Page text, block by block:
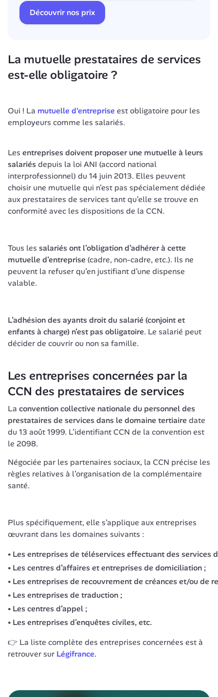
Découvrir nos prix
La mutuelle prestataires de services
est-elle obligatoire ?
Oui ! La mutuelle d’entreprise est obligatoire pour les
employeurs comme les salariés.
Les entreprises doivent proposer une mutuelle à leurs
salariés depuis la loi ANI (accord national
interprofessionnel) du 14 juin 2013. Elles peuvent
choisir une mutuelle qui n’est pas spécialement dédiée
aux prestataires de services tant qu’elle se trouve en
conformité avec les dispositions de la CCN.
Tous les salariés ont l’obligation d’adhérer à cette
mutuelle d’entreprise (cadre, non-cadre, etc.). Ils ne
peuvent la refuser qu’en justifiant d’une dispense
valable.
L’adhésion des ayants droit du salarié (conjoint et
enfants à charge) n’est pas obligatoire. Le salarié peut
décider de couvrir ou non sa famille.
Les entreprises concernées par la
La convention collective nationale du personnel des
prestataires de services dans le domaine tertiaire date
du 13 août 1999. L’identifiant CCN de la convention est
Négociée par les partenaires sociaux, la CCN précise les
règles relatives à l’organisation de la complémentaire
santé.
Plus spécifiquement, elle s’applique aux entreprises
œuvrant dans les domaines suivants :
Les entreprises de téléservices effectuant des services
Les centres d’affaires et entreprises de domiciliation ;
Les entreprises de recouvrement de créances et/ou de
Les entreprises de traduction ;
Les centres d’appel ;
Les entreprises d’enquêtes civiles, etc.
👉 La liste complète des entreprises concernées est à
retrouver sur Légifrance